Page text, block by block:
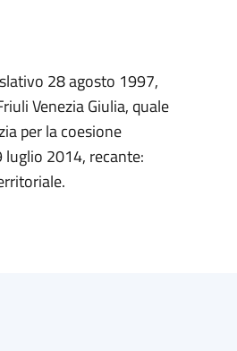
28 agosto 1997,
Venezia Giulia, quale
per la coesione
luglio 2014, recante: